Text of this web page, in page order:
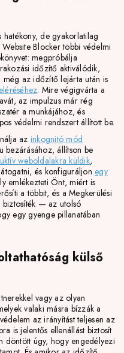
de gyakorlatilag
Blocker többi védelmi
megpróbálja
időzítő aktiválódik,
még az időzítő lejárta után is
. Mire végigvárta a
az impulzus már rég
a munkájához, és
védelmi rendszert állított be.
az inkognitó mód
bezárásához, állítson be
weboldalakra küldik,
és konfiguráljon egy
emlékezteti Önt, miért is
a többit, és a Megkerülési
biztosíték — az utolsó
egy gyenge pillanatában
külső
vagy az olyan
valaki másra bízzák a
az irányítást teljesen az
is jelentős ellenállást biztosít
döntött úgy, hogy engedélyezi